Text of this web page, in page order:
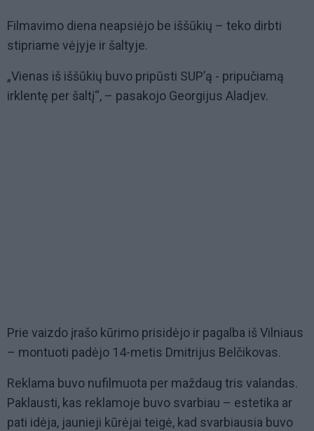
Filmavimo diena neapsiėjo be iššūkių – teko dirbti
stipriame vėjyje ir šaltyje.
„Vienas iš iššūkių buvo pripūsti SUP’ą - pripučiamą
irklentę per šaltį“, – pasakojo Georgijus Aladjev.
Prie vaizdo įrašo kūrimo prisidėjo ir pagalba iš Vilniaus
– montuoti padėjo 14-metis Dmitrijus Belčikovas.
Reklama buvo nufilmuota per maždaug tris valandas.
Paklausti, kas reklamoje buvo svarbiau – estetika ar
pati idėja, jaunieji kūrėjai teigė, kad svarbiausia buvo